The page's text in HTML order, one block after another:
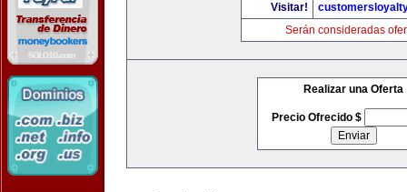
Visitar!
Serán consideradas
Realizar una Oferta
Precio Ofrecido $